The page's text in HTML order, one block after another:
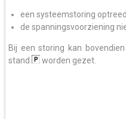
een systeemstoring
de spanningsvoorziening
Bij een storing kan
stand
worden gezet.